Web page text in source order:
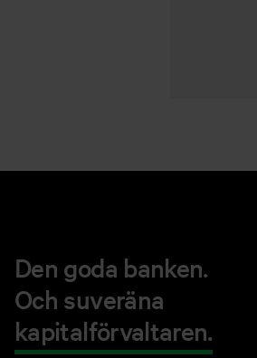
Den goda banken.
Och suveräna
kapitalförvaltaren.